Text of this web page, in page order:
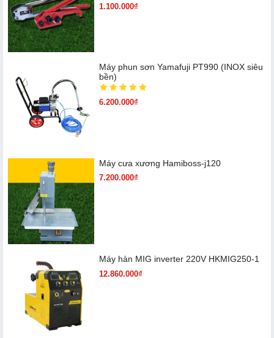
1.100.000₫
Máy phun sơn Yamafuji PT990 (INOX siêu
bền)
6.200.000₫
Máy cưa xương Hamiboss-j120
7.200.000₫
Máy hàn MIG inverter 220V HKMIG250-1
12.860.000₫